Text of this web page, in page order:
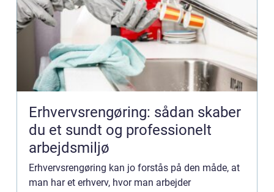
Erhvervsrengøring: sådan skaber
du et sundt og professionelt
arbejdsmiljø
Erhvervsrengøring kan jo forstås på den måde, at
man har et erhverv, hvor man arbejder